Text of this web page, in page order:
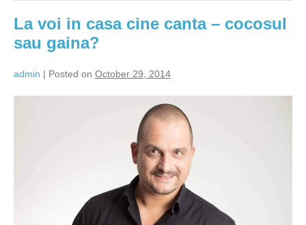
La voi in casa cine canta – cocosul
sau gaina?
admin | Posted on October 29, 2014